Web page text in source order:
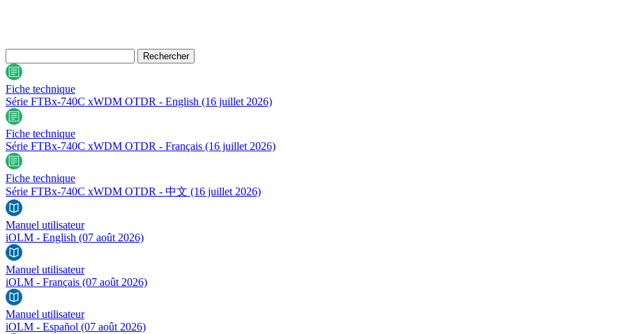
Fiche technique
Série FTBx-740C xWDM OTDR - English (16 juillet 2026)
Fiche technique
Série FTBx-740C xWDM OTDR - Français (16 juillet 2026)
Fiche technique
Série FTBx-740C xWDM OTDR - 中文 (16 juillet 2026)
Manuel utilisateur
iOLM - English (07 août 2026)
Manuel utilisateur
iOLM - Français (07 août 2026)
Manuel utilisateur
iOLM - Español (07 août 2026)